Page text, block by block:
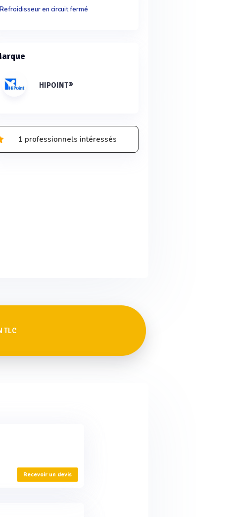
Refroidisseur en circuit fermé
HIPOINT®
1 professionnels intéressés
TLC
Recevoir un devis